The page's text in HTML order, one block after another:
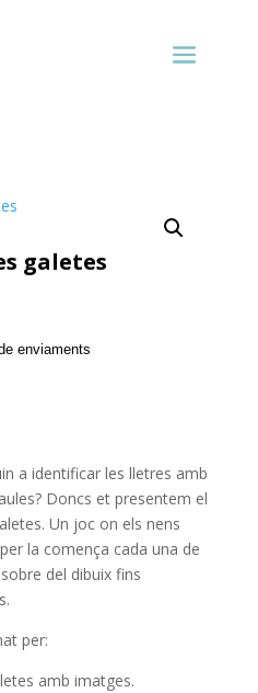
galetes
enviaments
a identificar les lletres amb
Doncs et presentem el
Un joc on els nens
la comença cada una de
del dibuix fins
per:
amb imatges.